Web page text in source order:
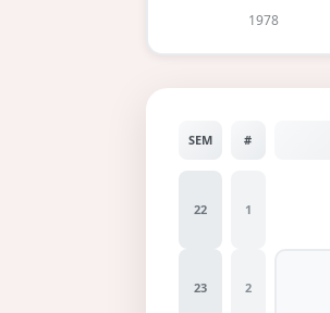
1978
SEM #
22 1
23 2